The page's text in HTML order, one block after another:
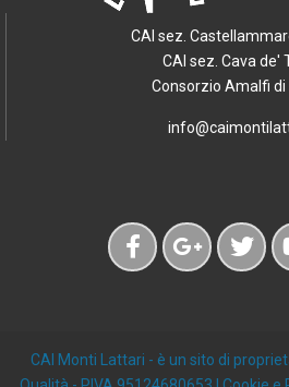
CAI sez.
CAI sez. Cava de'
Consorzio Amalfi di
CAI Monti Lattari - è un sito di